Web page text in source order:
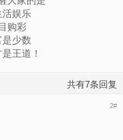
活娱乐
购彩
少数
王道！
共有7条回复
2#